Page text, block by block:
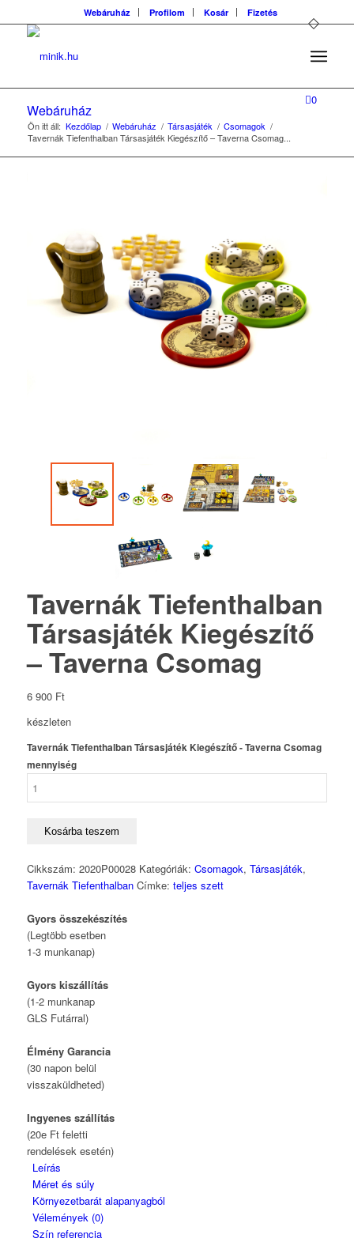
Webáruház Profilom Kosár Fizetés
0
Webáruház
Ön itt áll: Kezdőlap / Webáruház / Társasjáték / Csomagok /
Tavernák Tiefenthalban Társasjáték Kiegészítő – Taverna Csomag...
Tavernák Tiefenthalban
Társasjáték Kiegészítő
– Taverna Csomag
6 900 Ft
készleten
Tavernák Tiefenthalban Társasjáték Kiegészítő - Taverna Csomag
mennyiség
Kosárba teszem
Cikkszám: 2020P00028 Kategóriák: Csomagok, Társasjáték,
Tavernák Tiefenthalban Címke: teljes szett
Gyors összekészítés
(Legtöbb esetben
1-3 munkanap)
Gyors kiszállítás
(1-2 munkanap
GLS Futárral)
Élmény Garancia
(30 napon belül
visszaküldheted)
Ingyenes szállítás
(20e Ft feletti
rendelések esetén)
Leírás
Méret és súly
Környezetbarát alapanyagból
Vélemények (0)
Szín referencia